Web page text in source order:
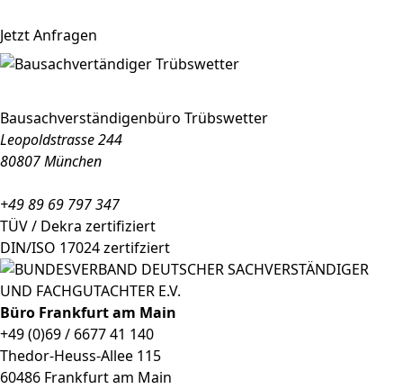
Jetzt Anfragen
Bausachverständigenbüro Trübswetter
Leopoldstrasse 244
80807 München
+49 89 69 797 347
TÜV / Dekra zertifiziert
DIN/ISO 17024 zertifziert
Büro Frankfurt am Main
+49 (0)69 / 6677 41 140
Thedor-Heuss-Allee 115
60486 Frankfurt am Main